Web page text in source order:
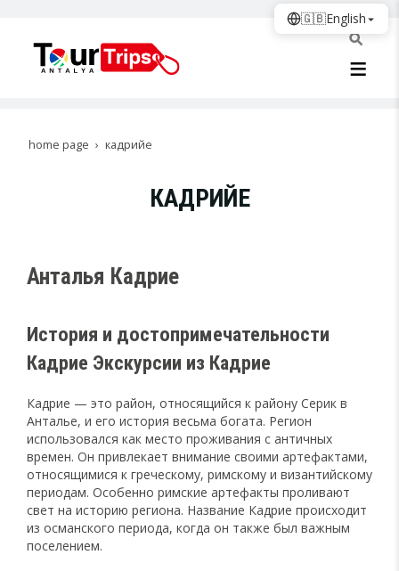
home page кадрийе
КАДРИЙЕ
Анталья Кадрие
История и достопримечательности
Кадрие Экскурсии из Кадрие
Кадрие — это район, относящийся к району Серик в
Анталье, и его история весьма богата. Регион
использовался как место проживания с античных
времен. Он привлекает внимание своими артефактами,
относящимися к греческому, римскому и византийскому
периодам. Особенно римские артефакты проливают
свет на историю региона. Название Кадрие происходит
из османского периода, когда он также был важным
поселением.
🇬🇧English